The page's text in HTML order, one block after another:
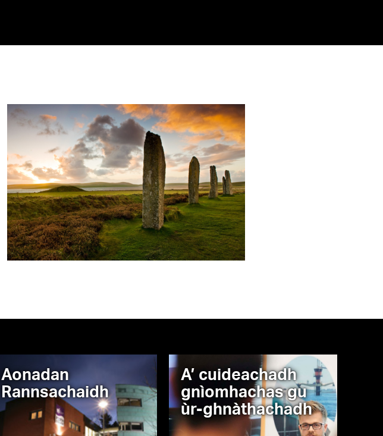
Aonadan
Rannsachaidh
A’ cuideachadh
gnìomhachas gu
ùr-ghnàthachadh